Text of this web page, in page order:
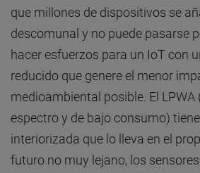
que millones de dispositivos se
descomunal y no puede pasarse
hacer esfuerzos para un IoT con
reducido que genere el menor
medioambiental posible. El LPWA
espectro y de bajo consumo)
interiorizada que lo lleva en el
futuro no muy lejano, los